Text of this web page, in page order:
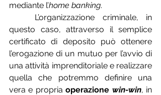
mediante l’home banking.
questo caso, attraverso il semplice
certificato di deposito può ottenere
l’erogazione di un mutuo per l’avvio di
una attività imprenditoriale e realizzare
quella che potremmo definire una
vera e propria operazione win-win, in